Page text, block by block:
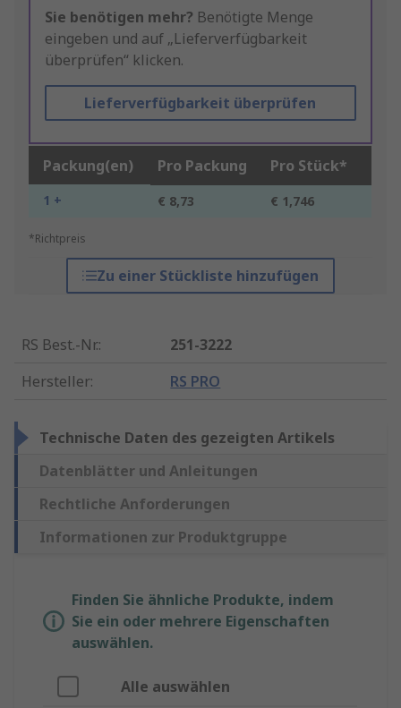
Sie benötigen mehr? Benötigte Menge
eingeben und auf „Lieferverfügbarkeit
überprüfen“ klicken.
Lieferverfügbarkeit überprüfen
Packung(en) Pro Packung Pro Stück*
1 + € 8,73 € 1,746
*Richtpreis
Zu einer Stückliste hinzufügen
RS Best.-Nr.:
251-3222
Hersteller: RS PRO
Technische Daten des gezeigten Artikels
Datenblätter und Anleitungen
Rechtliche Anforderungen
Informationen zur Produktgruppe
Finden Sie ähnliche Produkte, indem
Sie ein oder mehrere Eigenschaften
auswählen.
Alle auswählen